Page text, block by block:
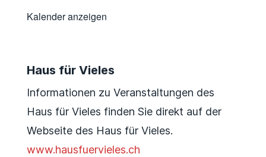
Kalender anzeigen
Haus für Vieles
Informationen zu Veranstaltungen des
Haus für Vieles finden Sie direkt auf der
Webseite des Haus für Vieles.
www.hausfuervieles.ch